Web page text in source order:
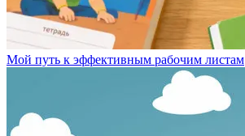
Мой путь к эффективным рабочим листам